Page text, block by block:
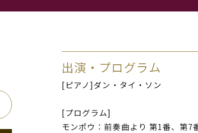
出演・プログラム
[ピアノ]ダン・タイ・ソン
[プログラム]
モンポウ：前奏曲より 第1番、第7